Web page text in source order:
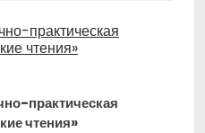
практическая
чтения»
практическая
чтения»